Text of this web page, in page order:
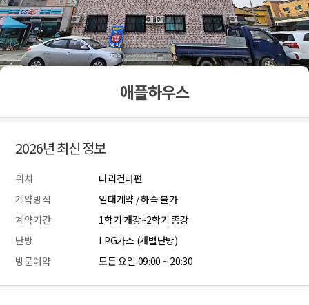
애플하우스
2026년 최신 정보
위치
다리건너편
계약방식
임대계약 / 하숙 불가
계약기간
1학기 개강~2학기 종강
난방
LPG가스 (개별난방)
방문예약
모든 요일 09:00 ~ 20:30